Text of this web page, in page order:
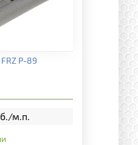
информация
P-89
м.п.